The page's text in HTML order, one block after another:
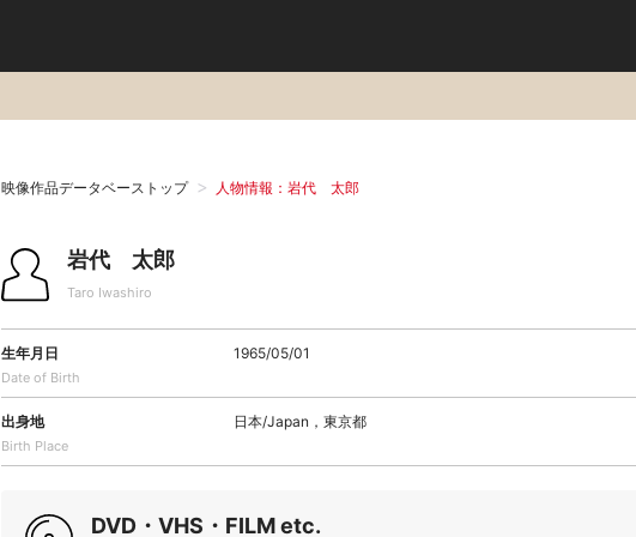
映像作品データベーストップ 人物情報：岩代 太郎
岩代 太郎
Taro Iwashiro
生年月日
Date of Birth
1965/05/01
出身地
Birth Place
日本/Japan，東京都
DVD・VHS・FILM etc.